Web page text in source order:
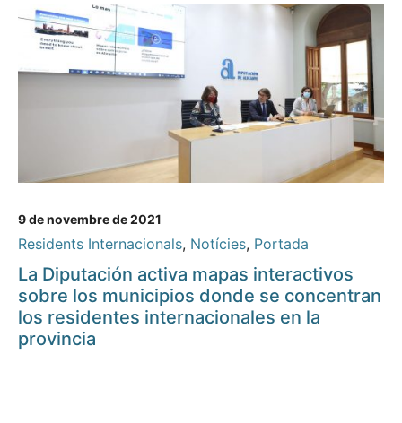
9 de novembre de 2021
Residents Internacionals, Notícies, Portada
La Diputación activa mapas interactivos
sobre los municipios donde se concentran
los residentes internacionales en la
provincia